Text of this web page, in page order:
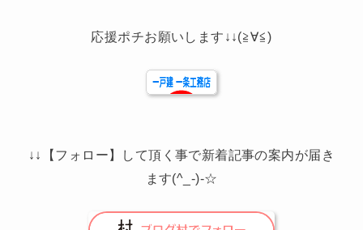
応援ポチお願いします↓↓(≧∀≦)
↓↓【フォロー】して頂く事で新着記事の案内が届き
ます(^_-)-☆